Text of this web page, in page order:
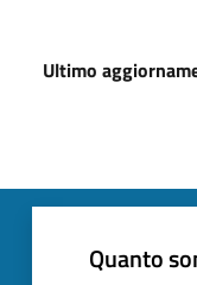
Ultimo
Quanto